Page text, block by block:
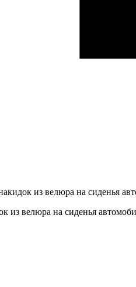
из велюра на сиденья
из велюра на сиденья